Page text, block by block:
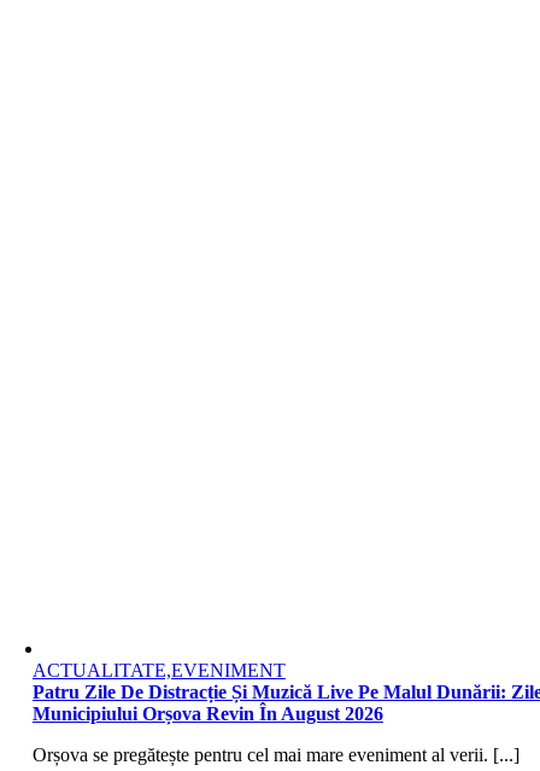
ACTUALITATE,EVENIMENT
Patru Zile De Distracție Și Muzică Live Pe Malul Dunării:
Municipiului Orșova Revin În August 2026
Orșova se pregătește pentru cel mai mare eveniment al verii. [...]